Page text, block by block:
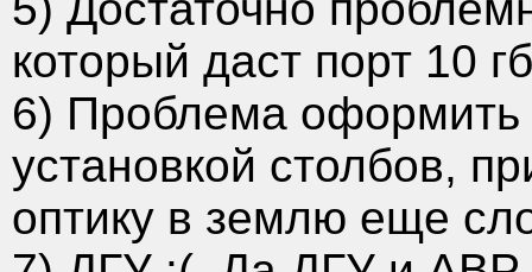
который даст порт 10
6) Проблема оформить
установкой столбов,
оптику в землю еще